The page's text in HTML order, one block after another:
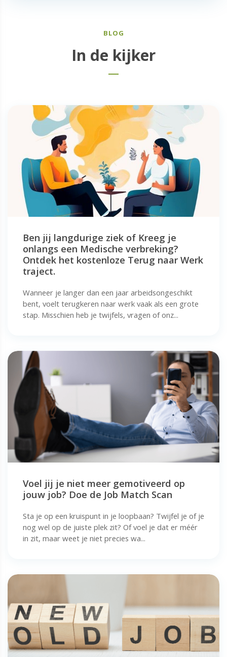
BLOG
In de kijker
Ben jij langdurige ziek of Kreeg je
onlangs een Medische verbreking?
Ontdek het kostenloze Terug naar Werk
traject.
Wanneer je langer dan een jaar arbeidsongeschikt
bent, voelt terugkeren naar werk vaak als een grote
stap. Misschien heb je twijfels, vragen of onz...
Voel jij je niet meer gemotiveerd op
jouw job? Doe de Job Match Scan
Sta je op een kruispunt in je loopbaan? Twijfel je of je
nog wel op de juiste plek zit? Of voel je dat er méér
in zit, maar weet je niet precies wa...